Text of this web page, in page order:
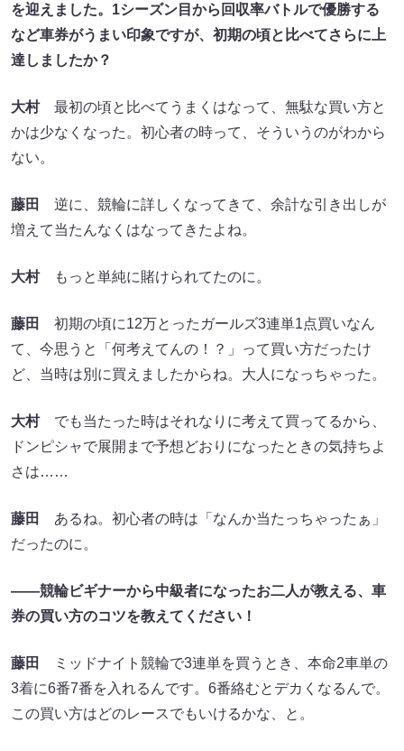
を迎えました。1シーズン目から回収率バトルで優勝する
など車券がうまい印象ですが、初期の頃と比べてさらに上
達しましたか？
大村最初の頃と比べてうまくはなって、無駄な買い方と
かは少なくなった。初心者の時って、そういうのがわから
ない。
藤田
逆に、競輪に詳しくなってきて、余計な引き出しが
増えて当たんなくはなってきたよね。
大村もっと単純に賭けられてたのに。
藤田
初期の頃に12万とったガールズ3連単1点買いなん
て、今思うと「何考えてんの！？」って買い方だったけ
ど、当時は別に買えましたからね。大人になっちゃった。
大村でも当たった時はそれなりに考えて買ってるから、
ドンピシャで展開まで予想どおりになったときの気持ちよ
さは……
藤田
あるね。初心者の時は「なんか当たっちゃったぁ」
だったのに。
――競輪ビギナーから中級者になったお二人が教える、車
券の買い方のコツを教えてください！
藤田
ミッドナイト競輪で3連単を買うとき、本命2車単の
3着に6番7番を入れるんです。6番絡むとデカくなるんで。
この買い方はどのレースでもいけるかな、と。